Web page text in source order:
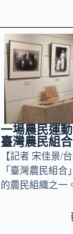
一場農民運
臺灣農民組
【記者 宋佳景/
「臺灣農民組
的農民組織之